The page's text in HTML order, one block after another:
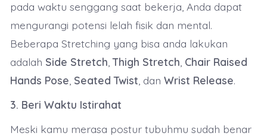
pada waktu senggang saat bekerja, Anda dapat
mengurangi potensi lelah fisik dan mental.
Beberapa Stretching yang bisa anda lakukan
adalah Side Stretch ,Thigh Stretch Chair Raised
Hands Pose Seated Twist , dan Wrist Release.
3. Beri Waktu Istirahat
Meski kamu merasa postur tubuhmu sudah benar